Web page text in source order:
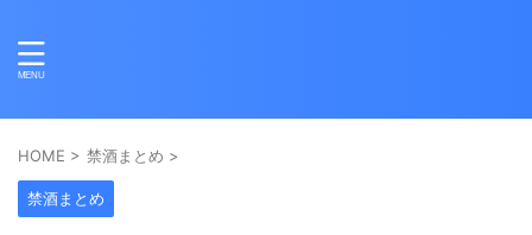
HOME > 禁酒まとめ >
禁酒まとめ